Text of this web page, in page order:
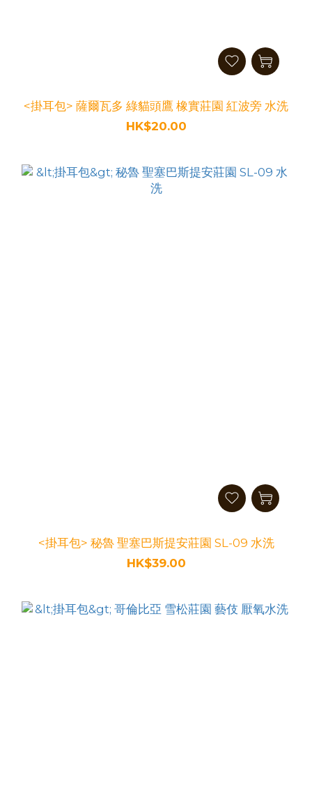
<掛耳包> 薩爾瓦多 綠貓頭鷹 橡實莊園 紅波旁 水洗
HK$20.00
<掛耳包> 秘魯 聖塞巴斯提安莊園 SL-09 水洗
HK$39.00